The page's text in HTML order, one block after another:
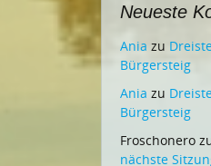
Neueste
Ania zu
Bürgersteig
Ania zu
Bürgersteig
Froschonero
nächste